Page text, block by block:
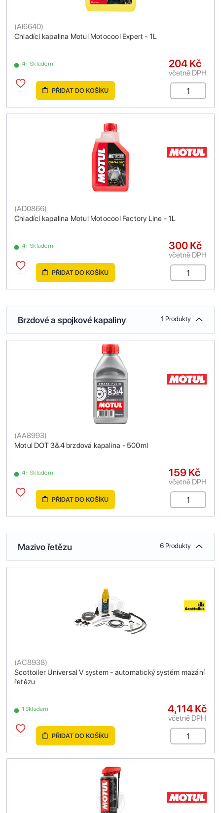
Chladící kapalina Motul Motocool Expert - 1L
(AI6640)
4+ Skladem 204 Kč
včetně DPH
PŘIDAT DO KOŠÍKU
Chladící kapalina Motul Motocool Factory Line - 1L
(AD0866)
4+ Skladem 300 Kč
včetně DPH
PŘIDAT DO KOŠÍKU
Brzdové a spojkové kapaliny 1 Produkty
Motul DOT 3&4 brzdová kapalina - 500ml
(AA8993)
4+ Skladem 159 Kč
včetně DPH
PŘIDAT DO KOŠÍKU
Mazivo řetězu 6 Produkty
Scottoiler Universal V system - automatický systém mazání
řetězu
(AC8938)
1 Skladem 4,114 Kč
včetně DPH
PŘIDAT DO KOŠÍKU